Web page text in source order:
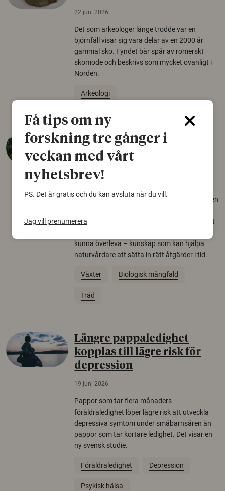
22 juni 2026
Det som arkeologer länge trodde var en
björnfäll visar sig vara delar av en 2000 år
gammal sko. Fyndet bär spår av romerskt
skomode och beskrivs som mycket ovanligt i
Norden.
Arkeologi
Så mycket eklandskap
krävs för att rädda hotade
arter
Över tusen arter behöver ekar i sin närhet, men
allt färre. Nu har forskare kartlagt hur mycket
kunna överleva – kunskap som kan hjälpa
naturvårdare att sätta in rätt åtgärder i tid.
Växter Biologisk mångfald
Träd
Längre pappaledighet
kopplas till lägre risk för
depression
19 juni 2026
Pappor som tar flera månaders
föräldraledighet löper lägre risk att utveckla
depressiva symtom under småbarnsåren än
pappor som tar kortare ledighet. Det visar en
ny svensk studie.
Föräldraledighet Depression
Psykisk hälsa
Få tips om ny
forskning tre gånger i
veckan med vårt
nyhetsbrev!
PS. Det är gratis och du kan avsluta när du vill.
Jag vill prenumerera